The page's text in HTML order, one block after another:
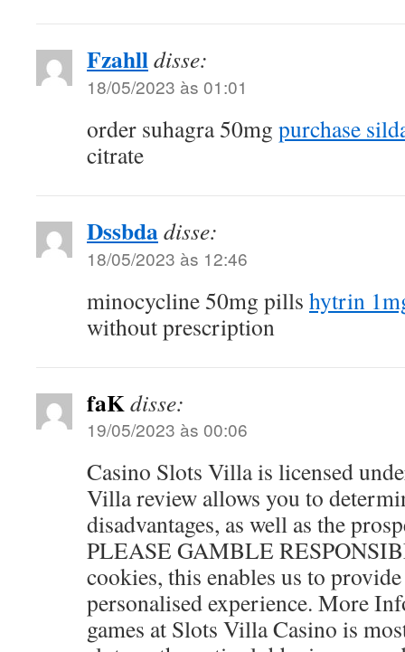
Fzahlldisse:
18/05/2023 às 01:01
order suhagra 50mg purchase
citrate
Dssbdadisse:
18/05/2023 às 12:46
minocycline 50mg pills hytrin
without prescription
faKdisse:
19/05/2023 às 00:06
Casino Slots Villa is licensed
Villa review allows you to
disadvantages, as well as the
PLEASE GAMBLE
cookies, this enables us to
personalised experience. More
games at Slots Villa Casino is